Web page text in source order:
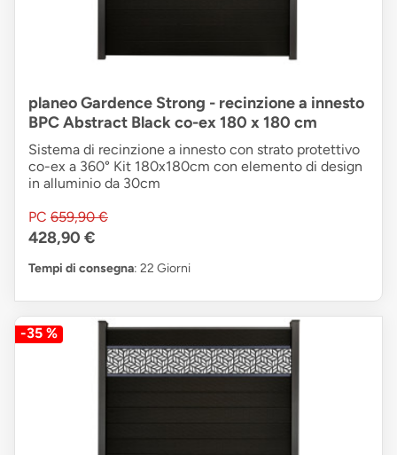
planeo Gardence Strong - recinzione a innesto
BPC Abstract Black co-ex 180 x 180 cm
Sistema di recinzione a innesto con strato protettivo
co-ex a 360° Kit 180x180cm con elemento di design
in alluminio da 30cm
PC 659,90 €
428,90 €
Tempi di consegna: 22 Giorni
-35 %